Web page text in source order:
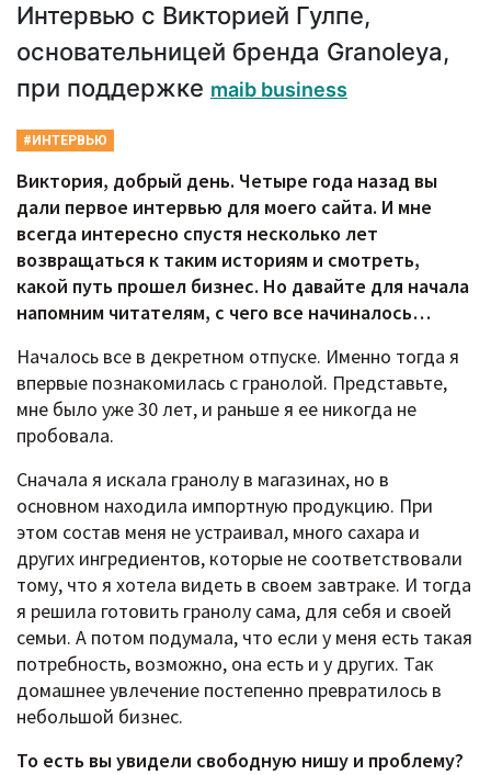
Интервью с Викторией Гулпе,
основательницей бренда Granoleya,
при поддержке maib business
#ИНТЕРВЬЮ
Виктория, добрый день. Четыре года назад вы
дали первое интервью для моего сайта. И мне
всегда интересно спустя несколько лет
возвращаться к таким историям и смотреть,
какой путь прошел бизнес. Но давайте для начала
напомним читателям, с чего все начиналось…
Началось все в декретном отпуске. Именно тогда я
впервые познакомилась с гранолой. Представьте,
мне было уже 30 лет, и раньше я ее никогда не
пробовала.
Сначала я искала гранолу в магазинах, но в
основном находила импортную продукцию. При
этом состав меня не устраивал, много сахара и
других ингредиентов, которые не соответствовали
тому, что я хотела видеть в своем завтраке. И тогда
я решила готовить гранолу сама, для себя и своей
семьи. А потом подумала, что если у меня есть такая
потребность, возможно, она есть и у других. Так
домашнее увлечение постепенно превратилось в
небольшой бизнес.
То есть вы увидели свободную нишу и проблему?